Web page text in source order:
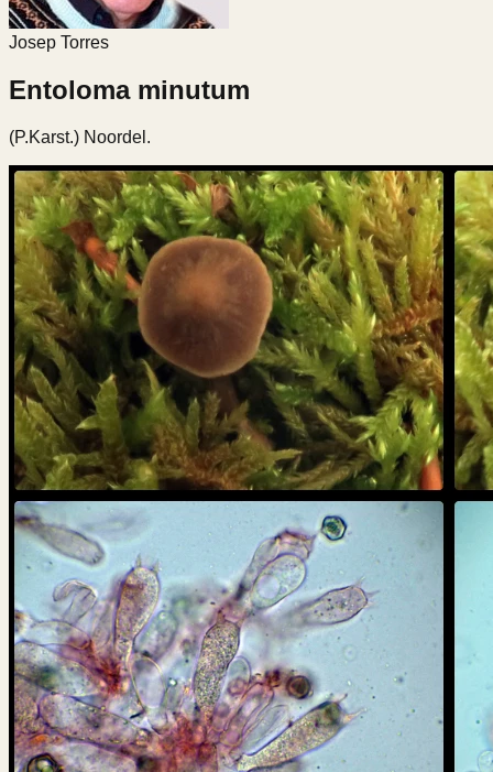
Josep Torres
Entoloma minutum
(P.Karst.) Noordel.